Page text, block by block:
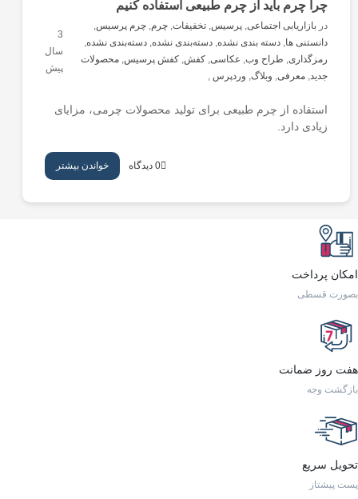
چرا چرم باید از چرم طبیعی استفاده کنیم
دربازاریابی اجتماعی,پرسیس,تخفیفات,چرم,چرم پرسیس,
دانستنی ها,دسته بندی نشده,دسته‌بندی نشده,دسته‌بندی نشده,
رمزگذاری, طراح وب, عکاسی,کفش,کفش پرسیس,محصولات
جدید,معرفی, وبلاگ, وردپرس ,
3
سال
پیش
استفاده از چرم طبیعی برای تولید محصولات چرمی، مزایای
زیادی دارد.
0 دیدگاه خواندن بیشتر
امکان پرداخت
بصورت قسطی
هفت روز ضمانت
بازگشت وجه
تحویل سریع
پست پیشتاز